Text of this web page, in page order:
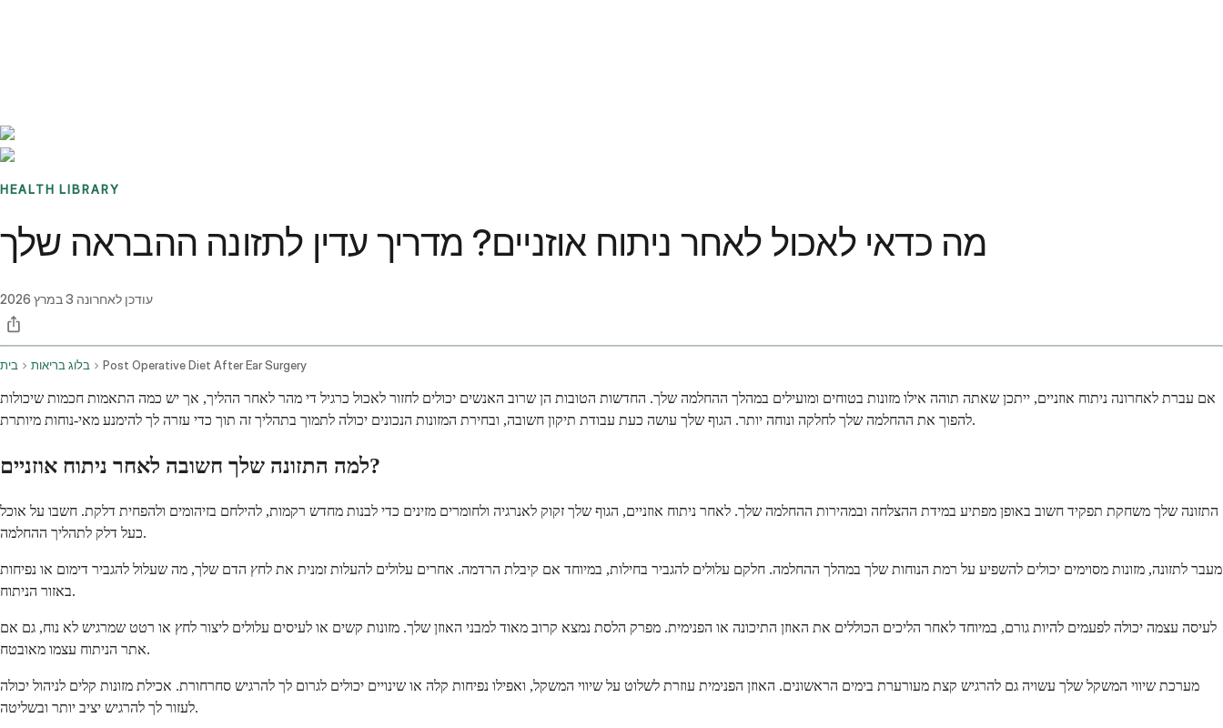
HEALTH LIBRARY
מה כדאי לאכול לאחר ניתוח אוזניים? מדריך עדין לתזונה ההבראה שלך
עודכן לאחרונה 3 במרץ 2026
בית בלוג בריאות Post Operative Diet After Ear Surgery
אם עברת לאחרונה ניתוח אוזניים, ייתכן שאתה תוהה אילו מזונות בטוחים ומועילים במהלך ההחלמה שלך. החדשות הטובות הן שרוב האנשים יכולים לחזור לאכול כרגיל די מהר לאחר ההליך, אך יש כמה התאמות חכמות שיכולות
להפוך את ההחלמה שלך לחלקה ונוחה יותר. הגוף שלך עושה כעת עבודת תיקון חשובה, ובחירת המזונות הנכונים יכולה לתמוך בתהליך זה תוך כדי עזרה לך להימנע מאי-נוחות מיותרת.
למה התזונה שלך חשובה לאחר ניתוח אוזניים?
התזונה שלך משחקת תפקיד חשוב באופן מפתיע במידת ההצלחה ובמהירות ההחלמה שלך. לאחר ניתוח אוזניים, הגוף שלך זקוק לאנרגיה ולחומרים מזינים כדי לבנות מחדש רקמות, להילחם בזיהומים ולהפחית דלקת. חשבו על אוכל
כעל דלק לתהליך ההחלמה.
מעבר לתזונה, מזונות מסוימים יכולים להשפיע על רמת הנוחות שלך במהלך ההחלמה. חלקם עלולים להגביר בחילות, במיוחד אם קיבלת הרדמה. אחרים עלולים להעלות זמנית את לחץ הדם שלך, מה שעלול להגביר דימום או נפיחות
באזור הניתוח.
לעיסה עצמה יכולה לפעמים להיות גורם, במיוחד לאחר הליכים הכוללים את האוזן התיכונה או הפנימית. מפרק הלסת נמצא קרוב מאוד למבני האוזן שלך. מזונות קשים או לעיסים עלולים ליצור לחץ או רטט שמרגיש לא נוח, גם אם
אתר הניתוח עצמו מאובטח.
מערכת שיווי המשקל שלך עשויה גם להרגיש קצת מעורערת בימים הראשונים. האוזן הפנימית עוזרת לשלוט על שיווי המשקל, ואפילו נפיחות קלה או שינויים יכולים לגרום לך להרגיש סחרחורת. אכילת מזונות קלים לניהול יכולה
לעזור לך להרגיש יציב יותר ובשליטה.